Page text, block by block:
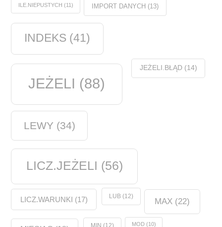
ILE.NIEPUSTYCH (11) IMPORT DANYCH (13)
INDEKS (41)
JEŻELI (88)
JEŻELI.BŁĄD(14)
LEWY (34)
LICZ.JEŻELI (56)
LICZ.WARUNKI (17) LUB(12)
MAX(22)
MOD(10)